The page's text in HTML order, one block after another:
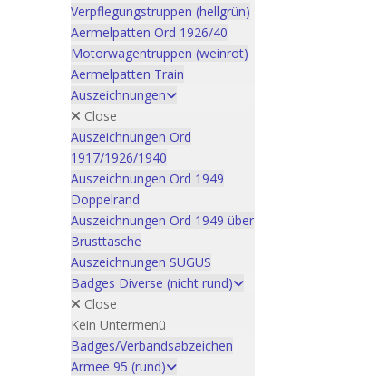
Verpflegungstruppen (hellgrün)
Aermelpatten Ord 1926/40
Motorwagentruppen (weinrot)
Aermelpatten Train
Auszeichnungen
Close
Auszeichnungen Ord
1917/1926/1940
Auszeichnungen Ord 1949
Doppelrand
Auszeichnungen Ord 1949 über
Brusttasche
Auszeichnungen SUGUS
Badges Diverse (nicht rund)
Close
Kein Untermenü
Badges/Verbandsabzeichen
Armee 95 (rund)